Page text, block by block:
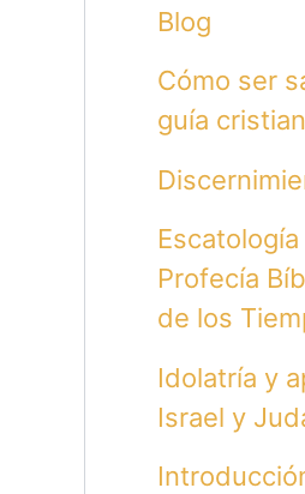
Blog
Cómo ser
guía
Profecía
de los
Idolatría y
Israel y